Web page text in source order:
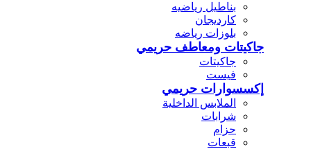
بناطيل رياضيه
كارديجان
بلوزات رياضه
جاكيتات ومعاطف حريمي
جاكيتات
فيست
إكسسوارات حريمي
الملابس الداخلية
شرابات
حزام
قبعات